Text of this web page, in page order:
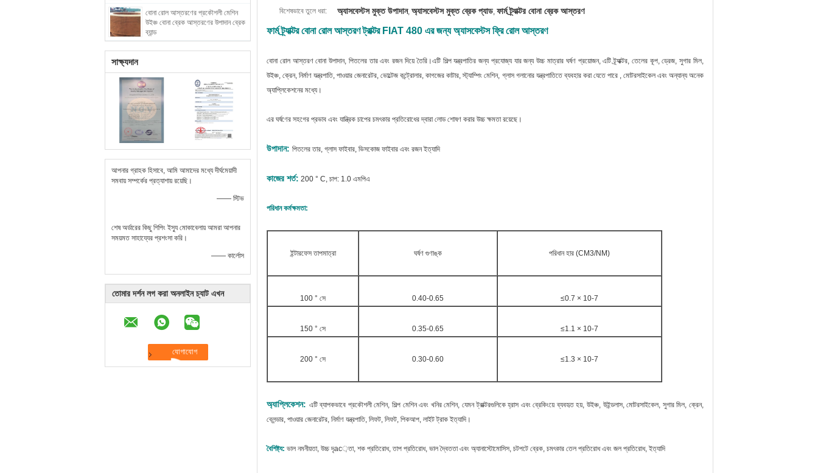
বোনা রোল আস্তরণের প্রকৌশলী মেশিন
উইঞ্চ বোনা ব্রেক আস্তরণের উপাদান ব্রেক
ব্যান্ড
সাক্ষ্যদান
আপনার গ্রাহক হিসাবে, আমি আমাদের মধ্যে দীর্ঘমেয়াদী
সমবায় সম্পর্কের প্রত্যাশায় রয়েছি।
—— স্টিভ
শেষ অর্ডারের কিছু শিপিং ইস্যু মোকাবেলায় আমরা আপনার
সময়মত সাহায্যের প্রশংসা করি।
—— কার্লোস
তোমার দর্শন লগ করা অনলাইন চ্যাট এখন
বিশেষভাবে তুলে ধরা: অ্যাসবেস্টস মুক্ত উপাদান, অ্যাসবেস্টস মুক্ত ব্রেক প্যাড, ফার্ম ট্র্যাক্টর বোনা ব্রেক আস্তরণ
ফার্ম ট্র্যাক্টর বোনা রোল আস্তরণ ট্রাক্টর FIAT 480 এর জন্য অ্যাসবেস্টস ফ্রি রোল আস্তরণ
বোনা রোল আস্তরণ বোনা উপাদান, পিতলের তার এবং রজন দিয়ে তৈরি।এটি শিল্প যন্ত্রপাতির জন্য প্রযোজ্য যার জন্য উচ্চ মাত্রার ঘর্ষণ প্রয়োজন, এটি ট্র্যাক্টর, তেলের কূপ, ড্রেজ, সুগার মিল,
উইঞ্চ, ক্রেন, নির্মাণ যন্ত্রপাতি, পাওয়ার জেনারেটর, ভোল্টেজ কন্ট্রোলার, কাগজের কাটার, স্ট্যাম্পিং মেশিন, গ্লাস গলানোর যন্ত্রপাতিতে ব্যবহার করা যেতে পারে , মোটরসাইকেল এবং অন্যান্য অনেক
অ্যাপ্লিকেশনের মধ্যে।
এর ঘর্ষণের সহগের প্রভাব এবং যান্ত্রিক চাপের চমৎকার প্রতিরোধের দ্বারা লোড শোষণ করার উচ্চ ক্ষমতা রয়েছে।
উপাদান: পিতলের তার, গ্লাস ফাইবার, ভিসকোজ ফাইবার এবং রজন ইত্যাদি
কাজের শর্ত: 200 ° C, চাপ: 1.0 এমপিএ
পরিধান কর্মক্ষমতা:
ইন্টারফেস তাপমাত্রা ঘর্ষণ গুণাঙ্ক পরিধান হার (CM3/NM)
100 ° সে 0.40-0.65 ≤0.7 × 10-7
150 ° সে 0.35-0.65 ≤1.1 × 10-7
200 ° সে 0.30-0.60 ≤1.3 × 10-7
অ্যাপ্লিকেশন: এটি ব্যাপকভাবে প্রকৌশলী মেশিন, শিল্প মেশিন এবং খনির মেশিন, যেমন ট্রাক্টরগুলিকে হ্রাস এবং ব্রেকিংয়ে ব্যবহৃত হয়,উইঞ্চ, উইন্ডলাস, মোটরসাইকেল, সুগার মিল, ক্রেন,
ব্লেন্ডার, পাওয়ার জেনারেটর, নির্মাণ যন্ত্রপাতি, লিফট, লিফট, পিকআপ, লাইট ট্রাক ইত্যাদি।
বৈশিষ্ট্য: ভাল নমনীয়তা, উচ্চ দৃac়তা, শক প্রতিরোধ, তাপ প্রতিরোধ, ভাল দ্বৈততা এবং অ্যানাস্টোমোসিস, চটপটে ব্রেক, চমৎকার তেল প্রতিরোধ এবং জল প্রতিরোধ, ইত্যাদি